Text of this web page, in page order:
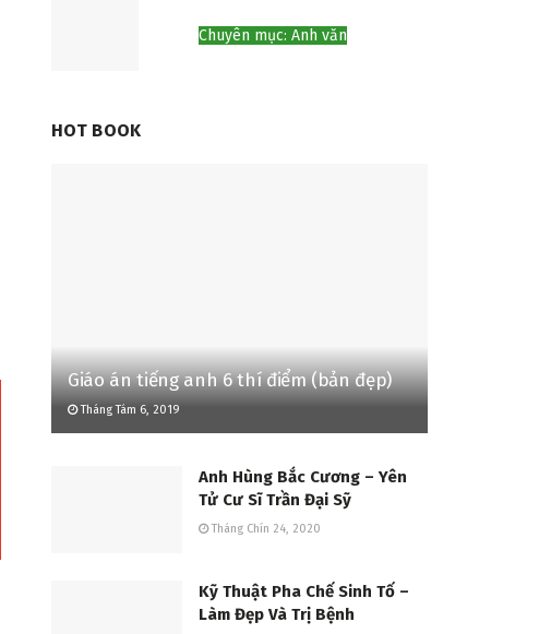
Chuyên mục: Anh văn
HOT BOOK
Giáo án tiếng anh 6 thí điểm (bản đẹp)
Tháng Tám 6, 2019
Anh Hùng Bắc Cương – Yên
Tử Cư Sĩ Trần Đại Sỹ
Tháng Chín 24, 2020
Kỹ Thuật Pha Chế Sinh Tố –
Làm Đẹp Và Trị Bệnh